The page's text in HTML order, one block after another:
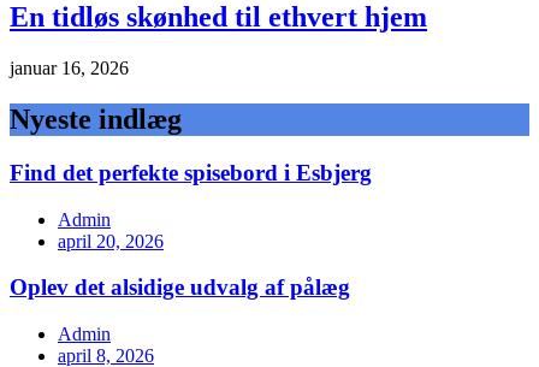
En tidløs skønhed til ethvert hjem
januar 16, 2026
Nyeste indlæg
Find det perfekte spisebord i Esbjerg
Admin
april 20, 2026
Oplev det alsidige udvalg af pålæg
Admin
april 8, 2026